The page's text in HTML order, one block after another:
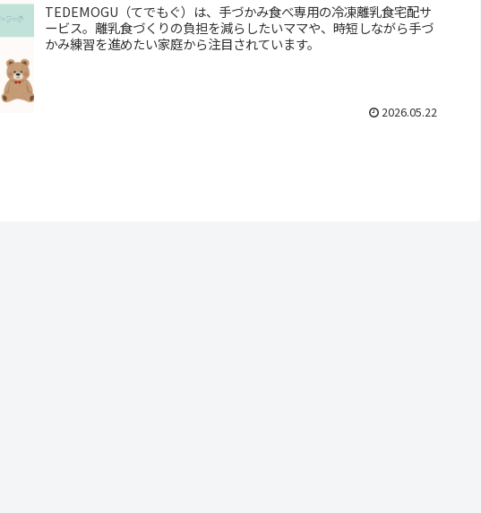
TEDEMOGU（てでもぐ）は、手づかみ食べ専用の冷凍離乳食宅配サ
ービス。離乳食づくりの負担を減らしたいママや、時短しながら手づ
かみ練習を進めたい家庭から注目されています。
2026.05.22